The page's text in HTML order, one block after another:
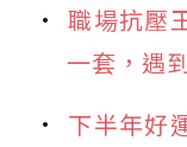
職場抗壓
一套，遇
下半年好